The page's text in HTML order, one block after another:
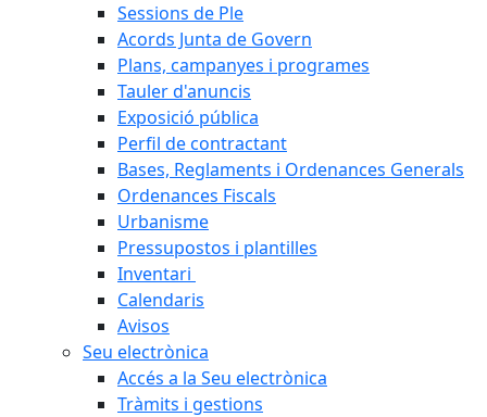
Sessions de Ple
Acords Junta de Govern
Plans, campanyes i programes
Tauler d'anuncis
Exposició pública
Perfil de contractant
Bases, Reglaments i Ordenances Generals
Ordenances Fiscals
Urbanisme
Pressupostos i plantilles
Inventari
Calendaris
Avisos
Seu electrònica
Accés a la Seu electrònica
Tràmits i gestions